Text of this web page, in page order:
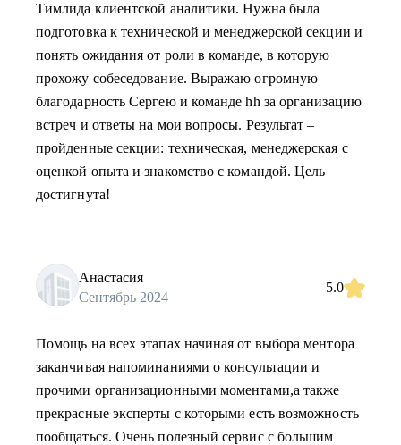
Тимлида клиентской аналитики. Нужна была
подготовка к технической и менеджерской секции и
понять ожидания от роли в команде, в которую
прохожу собеседование. Выражаю огромную
благодарность Сергею и команде hh за организацию
встреч и ответы на мои вопросы. Результат –
пройденные секции: техническая, менеджерская с
оценкой опыта и знакомство с командой. Цель
достигнута!
Анастасия
Сентябрь 2024
5.0
Помощь на всех этапах начиная от выбора ментора
заканчивая напоминаниями о консультации и
прочими организационными моментами,а также
прекрасные эксперты с которыми есть возможность
пообщаться. Очень полезный сервис с большим